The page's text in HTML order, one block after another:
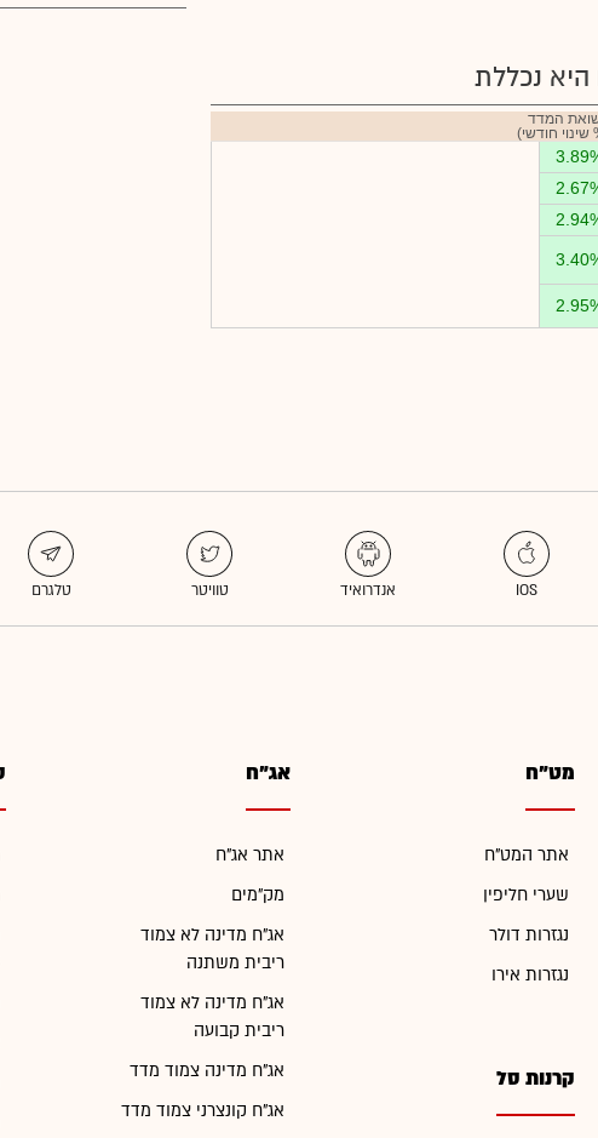
נכללת
המדד
שינוי חודשי)
מט"ח
אתר המט"ח
שערי חליפין
נגזרות דולר
נגזרות אירו
קרנות סל
אג"ח
אתר אג"ח
מק"מים
אג"ח מדינה לא צמוד
ריבית משתנה
אג"ח מדינה לא צמוד
ריבית קבועה
אג"ח מדינה צמוד מדד
אג"ח קונצרני צמוד מדד